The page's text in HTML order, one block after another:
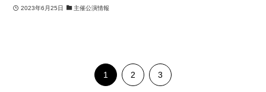
2023年6月25日 主催公演情報
1 2 3